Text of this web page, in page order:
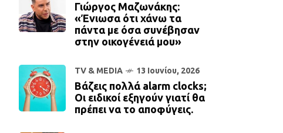
Γιώργος Μαζωνάκης:
«Ένιωσα ότι χάνω τα
πάντα με όσα συνέβησαν
στην οικογένειά μου»
TV & MEDIA 13 Ιουνίου, 2026
Βάζεις πολλά alarm clocks;
Οι ειδικοί εξηγούν γιατί θα
πρέπει να το αποφύγεις.